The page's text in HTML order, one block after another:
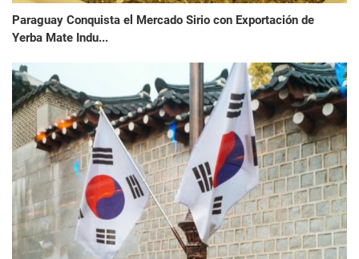
Paraguay Conquista el Mercado Sirio con Exportación de
Yerba Mate Indu...